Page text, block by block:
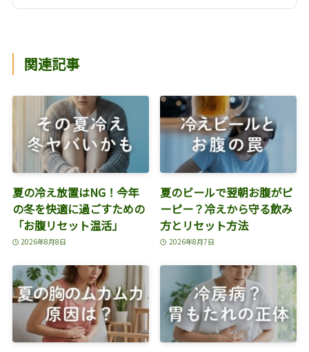
関連記事
夏の冷え放置はNG！今年
の冬を快適に過ごすための
「お腹リセット温活」
2026年8月8日
夏のビールで翌朝お腹がピ
ーピー？冷えから守る飲み
方とリセット方法
2026年8月7日